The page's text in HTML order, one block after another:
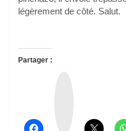
légèrement de côté. Salut.
Partager :